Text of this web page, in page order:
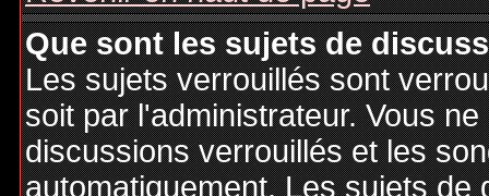
Que sont les sujets de
Les sujets verrouillés sont
soit par l'administrateur. Vous
discussions verrouillés et les
automatiquement. Les sujets